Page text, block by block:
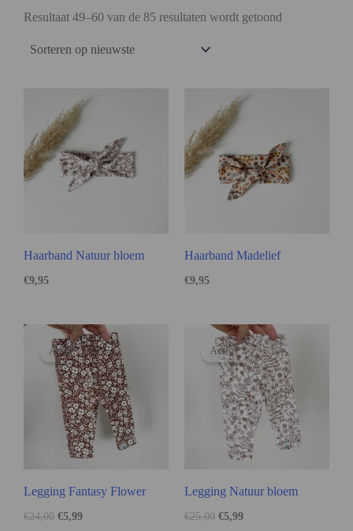
Resultaat 49–60 van de 85 resultaten wordt getoond
Haarband Natuur bloem
€9,95
Haarband Madelief
€9,95
Actie!
Legging Fantasy Flower
€24,00 €5,99
Actie!
Legging Natuur bloem
€25,00 €5,99